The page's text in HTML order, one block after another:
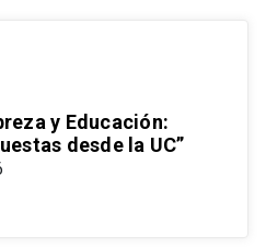
y Educación:
desde la UC”